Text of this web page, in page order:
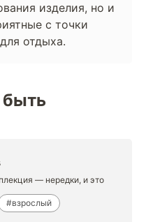
изделия, но и
с точки
отдыха.
— нередки, и это
#взрослый